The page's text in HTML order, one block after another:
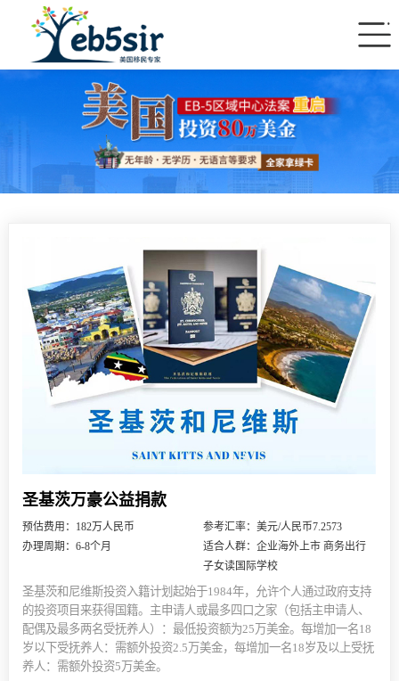
圣基茨万豪公益捐款
预估费用：182万人民币
参考汇率：美元/人民币7.2573
办理周期：6-8个月
适合人群：企业海外上市 商务出行
子女读国际学校
圣基茨和尼维斯投资入籍计划起始于1984年，允许个人通过政府支持
的投资项目来获得国籍。主申请人或最多四口之家（包括主申请人、
配偶及最多两名受抚养人）：最低投资额为25万美金。每增加一名18
岁以下受抚养人：需额外投资2.5万美金，每增加一名18岁及以上受抚
养人：需额外投资5万美金。